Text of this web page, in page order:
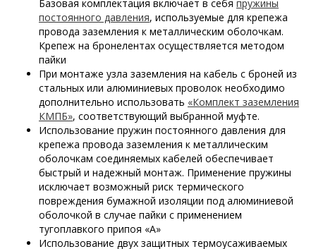
Базовая комплектация включает в себя пружины
постоянного давления, используемые для крепежа
провода заземления к металлическим оболочкам.
Крепеж на бронелентах осуществляется методом
пайки
При монтаже узла заземления на кабель с броней из
стальных или алюминиевых проволок необходимо
дополнительно использовать «Комплект заземления
КМПБ», соответствующий выбранной муфте.
Использование пружин постоянного давления для
крепежа провода заземления к металлическим
оболочкам соединяемых кабелей обеспечивает
быстрый и надежный монтаж. Применение пружины
исключает возможный риск термического
повреждения бумажной изоляции под алюминиевой
оболочкой в случае пайки с применением
тугоплавкого припоя «А»
Использование двух защитных термоусаживаемых